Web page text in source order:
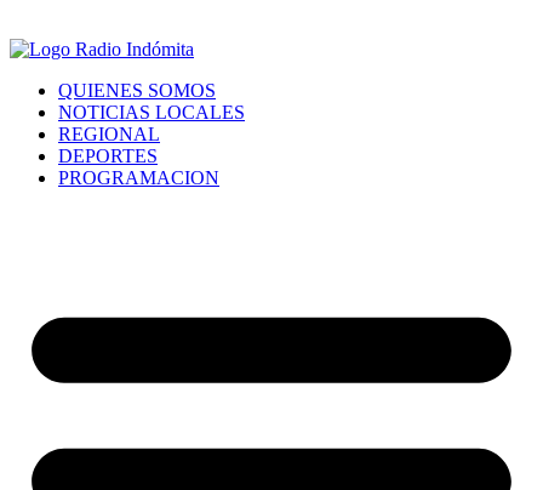
QUIENES SOMOS
NOTICIAS LOCALES
REGIONAL
DEPORTES
PROGRAMACION